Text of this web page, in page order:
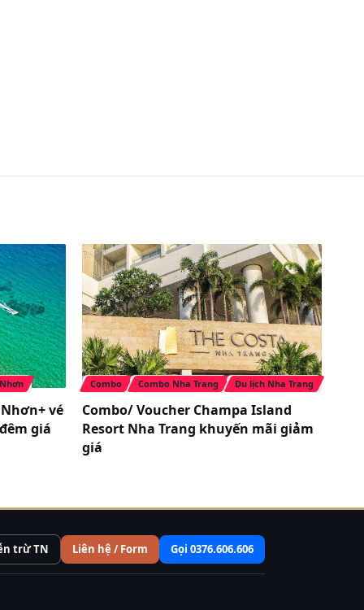
vé
giá
Combo Combo Nha Trang Du lịch Nha Trang
Combo/ Voucher Champa Island
Resort Nha Trang khuyến mãi giảm
giá
trừ TN Liên hệ / Form Gọi 0376.606.606